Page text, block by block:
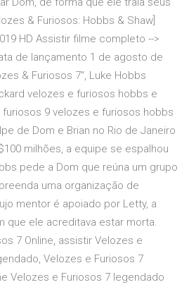
& Furiosos: Hobbs & Shaw]
HD Assistir filme completo -->
de lançamento 1 de agosto de
& Furiosos 7", Luke Hobbs
velozes e furiosos hobbs e
9 velozes e furiosos hobbs
de Dom e Brian no Rio de Janeiro
milhões, a equipe se espalhou
pede a Dom que reúna um grupo
uma organização de
mentor é apoiado por Letty, a
que ele acreditava estar morta.
7 Online, assistir Velozes e
Velozes e Furiosos 7
Velozes e Furiosos 7 legendado